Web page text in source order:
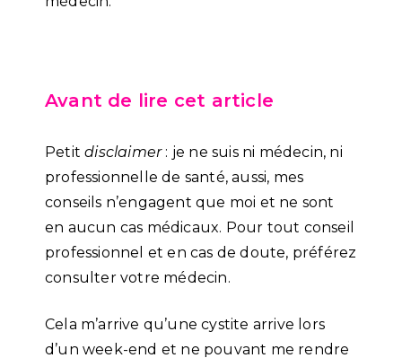
Avant de lire cet article
Petitdisclaimer: je ne suis ni médecin, ni
professionnelle de santé, aussi, mes
conseils n’engagent que moi et ne sont
en aucun cas médicaux. Pour tout conseil
professionnel et en cas de doute, préférez
consulter votre médecin.
Cela m’arrive qu’une cystite arrive lors
d’un week-end et ne pouvant me rendre